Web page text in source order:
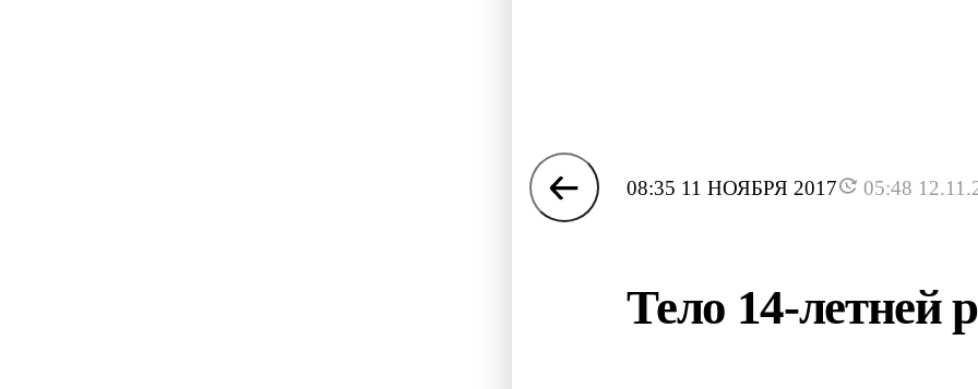
08:35 11 НОЯБРЯ 2017 05:48
Тело 14-летней